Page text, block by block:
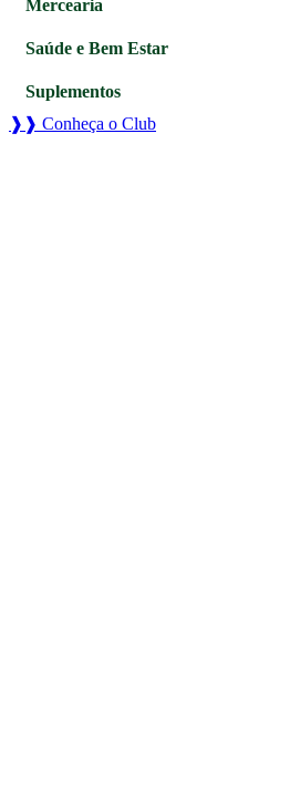
Mercearia
Saúde e Bem Estar
Suplementos
❱❱ Conheça o Club